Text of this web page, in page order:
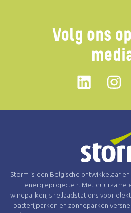
Volg ons
Storm is een Belgische ontwikkelaar
energieprojecten. Met duurzame
windparken, snellaadstations voor
batterijparken en zonneparken